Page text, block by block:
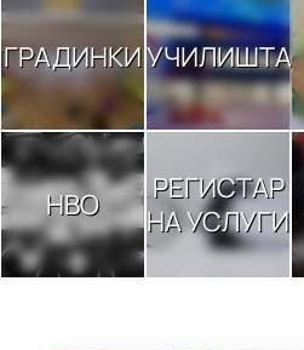
ГРАДИНКИУЧИЛИШТА
НВО
РЕГИСТАР
НА УСЛУГИ